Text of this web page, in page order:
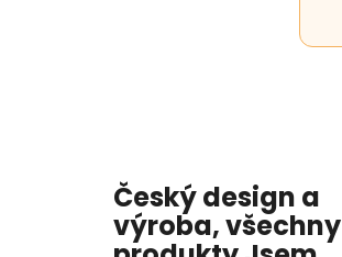
Český design a
výroba, všechny